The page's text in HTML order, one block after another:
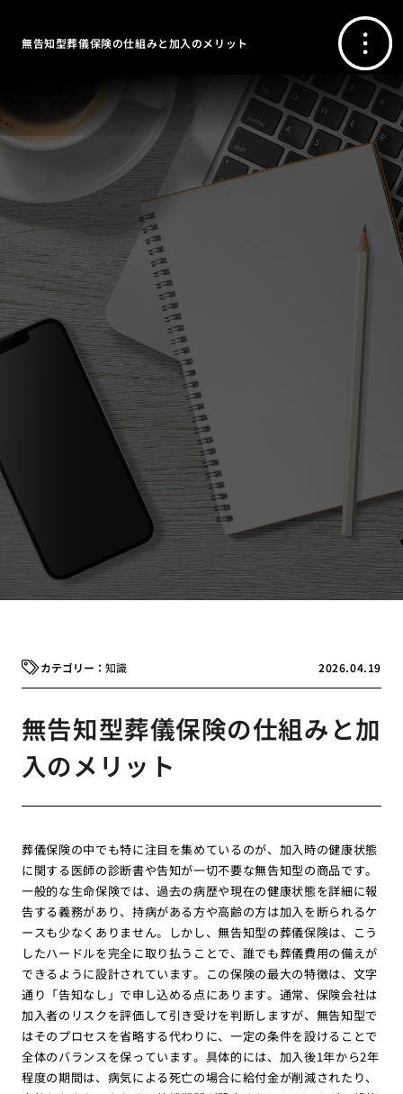
無告知型葬儀保険の仕組みと加入のメリット
2026.04.19
知識
無告知型葬儀保険の仕組みと加
入のメリット
葬儀保険の中でも特に注目を集めているのが、加入時の健康状態
に関する医師の診断書や告知が一切不要な無告知型の商品です。
一般的な生命保険では、過去の病歴や現在の健康状態を詳細に報
告する義務があり、持病がある方や高齢の方は加入を断られるケ
ースも少なくありません。しかし、無告知型の葬儀保険は、こう
したハードルを完全に取り払うことで、誰でも葬儀費用の備えが
できるように設計されています。この保険の最大の特徴は、文字
通り「告知なし」で申し込める点にあります。通常、保険会社は
加入者のリスクを評価して引き受けを判断しますが、無告知型で
はそのプロセスを省略する代わりに、一定の条件を設けることで
全体のバランスを保っています。具体的には、加入後1年から2年
程度の期間は、病気による死亡の場合に給付金が削減されたり、